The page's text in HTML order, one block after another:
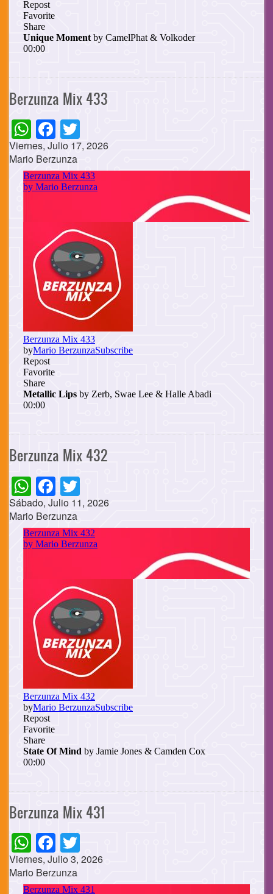
Berzunza Mix 433
WhatsApp
Facebook
Viernes, Julio 17, 2026
Mario Berzunza
Cuerpo
Berzunza Mix 432
WhatsApp
Facebook
Sábado, Julio 11, 2026
Mario Berzunza
Cuerpo
Berzunza Mix 431
WhatsApp
Facebook
Viernes, Julio 3, 2026
Mario Berzunza
Cuerpo